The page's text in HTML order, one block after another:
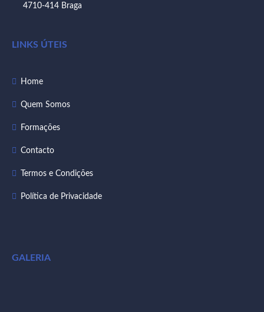
4710-414 Braga
LINKS ÚTEIS
Home
Quem Somos
Formações
Contacto
Termos e Condições
Política de Privacidade
GALERIA